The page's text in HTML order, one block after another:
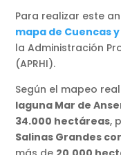
Para realizar este
mapa de Cuencas
la Administración
(APRHI).
Según el mapeo
laguna Mar de
34.000 hectáreas,
Salinas Grandes